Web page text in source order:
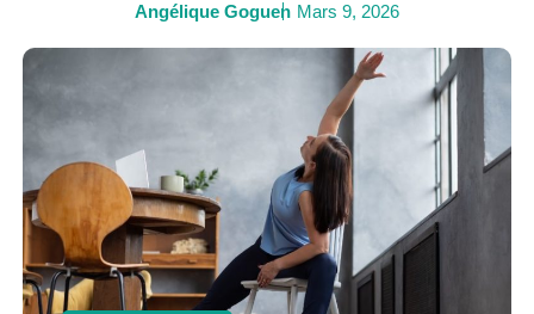
Angélique Goguen Mars 9, 2026